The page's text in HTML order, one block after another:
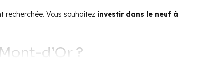
recherchée. Vous souhaitez investir dans le neuf à
d’Or ?